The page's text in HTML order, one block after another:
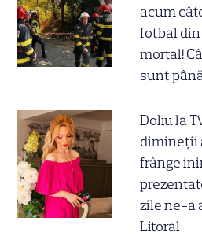
acum
fotbal
mortal!
sunt
Doliu la
dimineții
frânge
zile ne-a
Litoral